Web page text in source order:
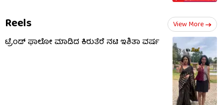
Reels View More
ಟ್ರೆಂಡ್​​ ಫಾಲೋ ಮಾಡಿದ ಕಿರುತೆರೆ ನಟಿ ಇಶಿತಾ ವರ್ಷ